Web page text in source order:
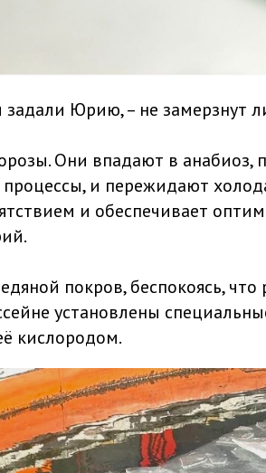
Юрию, – не замерзнут
Они впадают в анабиоз,
и пережидают
и обеспечивает
покров, беспокоясь,
установлены
кислородом.